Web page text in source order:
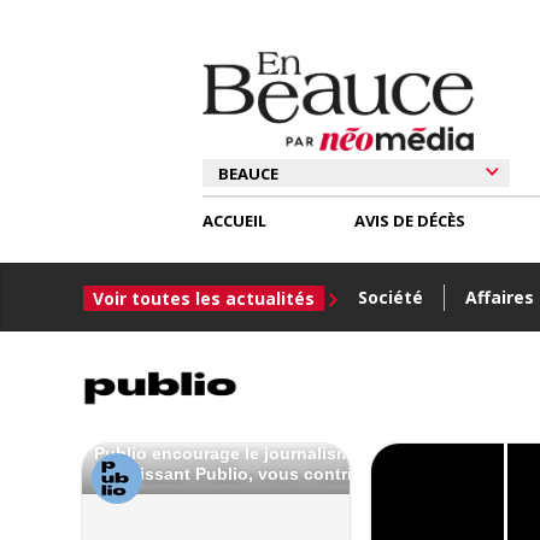
ACCUEIL
Voir toutes les actualités Société Affaires
AVIS DE DÉCÈS